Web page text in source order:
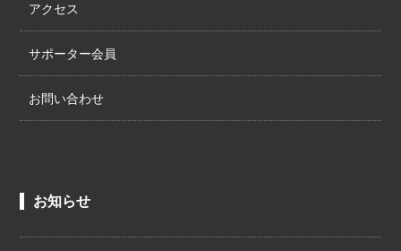
アクセス
サポーター会員
お問い合わせ
お知らせ